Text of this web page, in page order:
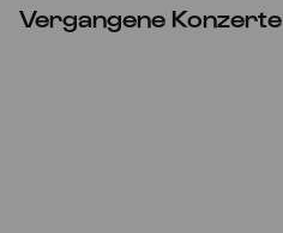
Vergangene Konzerte